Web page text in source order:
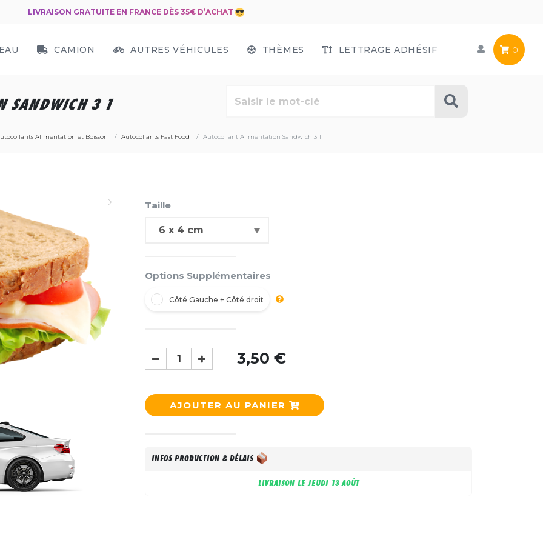
LIVRAISON GRATUITE EN FRANCE DÈS 35€ D’ACHAT
CAMION AUTRES VÉHICULES THÈMES LETTRAGE ADHÉSIF 0
SANDWICH 3 1
Alimentation et Boisson Autocollants Fast Food Autocollant Alimentation Sandwich 3 1
Taille
Options Supplémentaires
Côté Gauche + Côté droit
3,50 €
AJOUTER AU PANIER
INFOS PRODUCTION & DÉLAIS
LIVRAISON LEJEUDI 13 AOÛT